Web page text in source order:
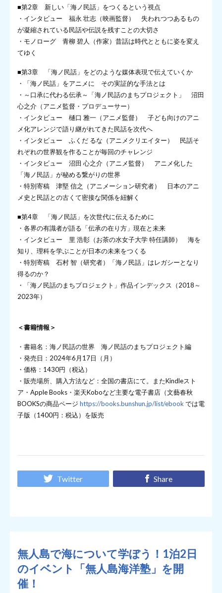
■第2章 新しい「海ノ民話」をつくるという視点
・インタビュー 福永 壮志（映画監督） 失われつつあるもの
が凝縮されている民話や伝説を残すことの大切さ
・モノローグ 青柳 碧人（作家）昔話は時代とともに姿を変え
てゆく
■第3章 「海ノ民話」をどのような媒体表現で伝えていくか
・「海ノ民話」をアニメに その実証的な手法とは
・～口承に代わる伝承～「海ノ民話のまちプロジェクト」 沼田
心之介（アニメ監督・プロデューサー）
・インタビュー 樋口 雅一（アニメ監督） 子ども向けのアニ
メ化アレンジで語り継がれてきた民話を次代へ
・インタビュー ふくだ るな（アニメクリエイター） 民話そ
れぞれの世界観を作ることが毎回のチャレンジ
・インタビュー 沼田 心之介（アニメ監督） アニメ化した
「海ノ民話」が秘める繋がりの世界
・特別寄稿 津堅 信之（アニメーション研究者） 日本のアニ
メ史と民話との古くて密接な関係を紐解く
■第4章 「海ノ民話」を次世代に伝えるために
・各界の有識者が語る「伝承の在り方」現在と未来
・インタビュー 里 浩彰（お茶の水女子大学 特任講師） 海を
知り、理科を学ぶことが日本の未来をつくる
・特別寄稿 石村 智（研究者）「海ノ民話」はレガシーとなり
得るのか？
・「海ノ民話のまちプロジェクト」作品インデックス（2018～
2023年）
＜書籍情報＞
・書籍名：海ノ民話の世界 海ノ民話のまちプロジェクト編
・発売日：2024年6月17日（月）
・価格：1430円（税込）
・販売場所、購入方法など：全国の書店にて。またKindleスト
ア・Apple Books・楽天Koboなど主要な電子書店（文藝春秋
BOOKSの商品ページ https://books.bunshun.jp/list/ebookでは電
子版（1400円：税込）を販売
Twitter Share
無人島で海について学ぼう！1泊2日
のイベント「無人島海洋塾」を開
催！